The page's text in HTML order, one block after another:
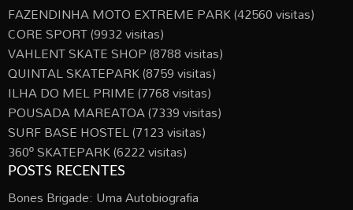
FAZENDINHA MOTO EXTREME PARK(42560 visitas)
CORE SPORT(9932 visitas)
VAHLENT SKATE SHOP(8788 visitas)
QUINTAL SKATEPARK(8759 visitas)
ILHA DO MEL PRIME(7768 visitas)
POUSADA MAREATOA(7339 visitas)
SURF BASE HOSTEL(7123 visitas)
360º SKATEPARK(6222 visitas)
POSTS RECENTES
Bones Brigade: Uma Autobiografia